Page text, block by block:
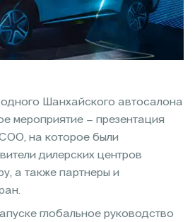
Шанхайского автосалона
мероприятие – презентация
на которое были
дилерских центров
а также партнеры и
глобальное руководство